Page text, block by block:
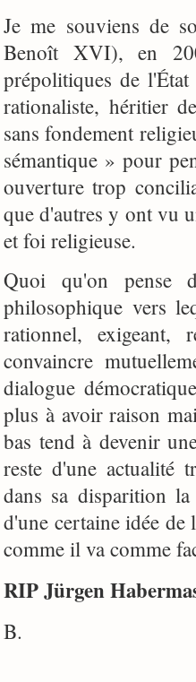
Je me souviens de
Benoît XVI), en
prépolitiques de
rationaliste, héritier
sans fondement
sémantique » pour
ouverture trop
que d'autres y ont vu
et foi religieuse.
Quoi qu'on pense
philosophique vers
rationnel, exigeant,
convaincre
dialogue
plus à avoir raison
bas tend à devenir
reste d'une actualité
dans sa disparition
d'une certaine idée de
comme il va comme
RIP Jürgen
B.